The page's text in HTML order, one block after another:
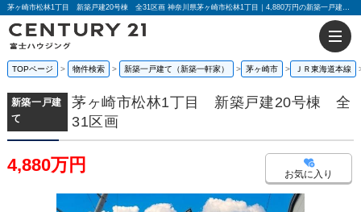
茅ヶ崎市松林1丁目 新築戸建20号棟 全31区画 神奈川県茅ヶ崎市松林1丁目｜4,880万円の新築一戸建て｜センチュリー21富士ハウジング
TOPページ 物件検索 新築一戸建て（新築一軒家） 茅ヶ崎市 ＪＲ東海道本線
新築一戸建
て
茅ヶ崎市松林1丁目 新築戸建20号棟 全
31区画
4,880万円 お気に入り